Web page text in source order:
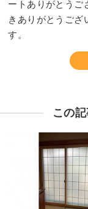
ートありがとうご
きありがとうござ
す。
この